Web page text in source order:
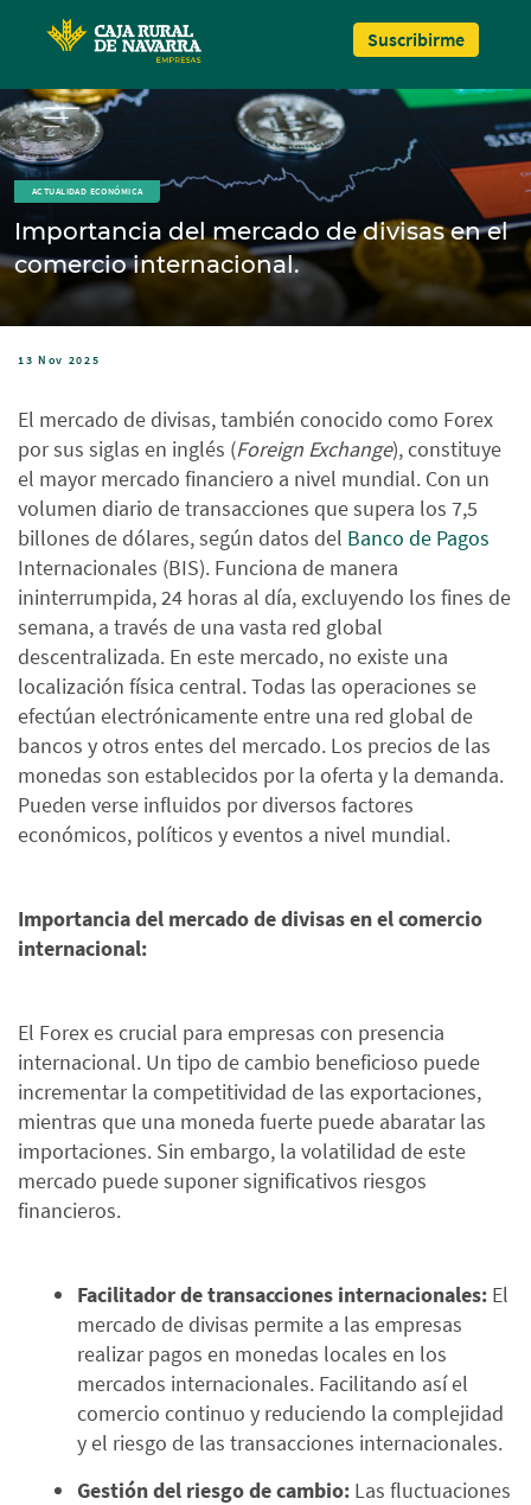
Suscribirme
ACTUALIDAD ECONÓMICA
Importancia del mercado de divisas en el
comercio internacional.
13 Nov 2025
El mercado de divisas, también conocido como Forex
por sus siglas en inglés (Foreign Exchange), constituye
el mayor mercado financiero a nivel mundial. Con un
volumen diario de transacciones que supera los 7,5
billones de dólares, según datos del Banco de Pagos
Internacionales (BIS). Funciona de manera
ininterrumpida, 24 horas al día, excluyendo los fines de
semana, a través de una vasta red global
descentralizada. En este mercado, no existe una
localización física central. Todas las operaciones se
efectúan electrónicamente entre una red global de
bancos y otros entes del mercado. Los precios de las
monedas son establecidos por la oferta y la demanda.
Pueden verse influidos por diversos factores
económicos, políticos y eventos a nivel mundial.
Importancia del mercado de divisas en el comercio
internacional:
El Forex es crucial para empresas con presencia
internacional. Un tipo de cambio beneficioso puede
incrementar la competitividad de las exportaciones,
mientras que una moneda fuerte puede abaratar las
importaciones. Sin embargo, la volatilidad de este
mercado puede suponer significativos riesgos
financieros.
Facilitador de transacciones internacionales: El
mercado de divisas permite a las empresas
realizar pagos en monedas locales en los
mercados internacionales. Facilitando así el
comercio continuo y reduciendo la complejidad
y el riesgo de las transacciones internacionales.
Gestión del riesgo de cambio: Las fluctuaciones